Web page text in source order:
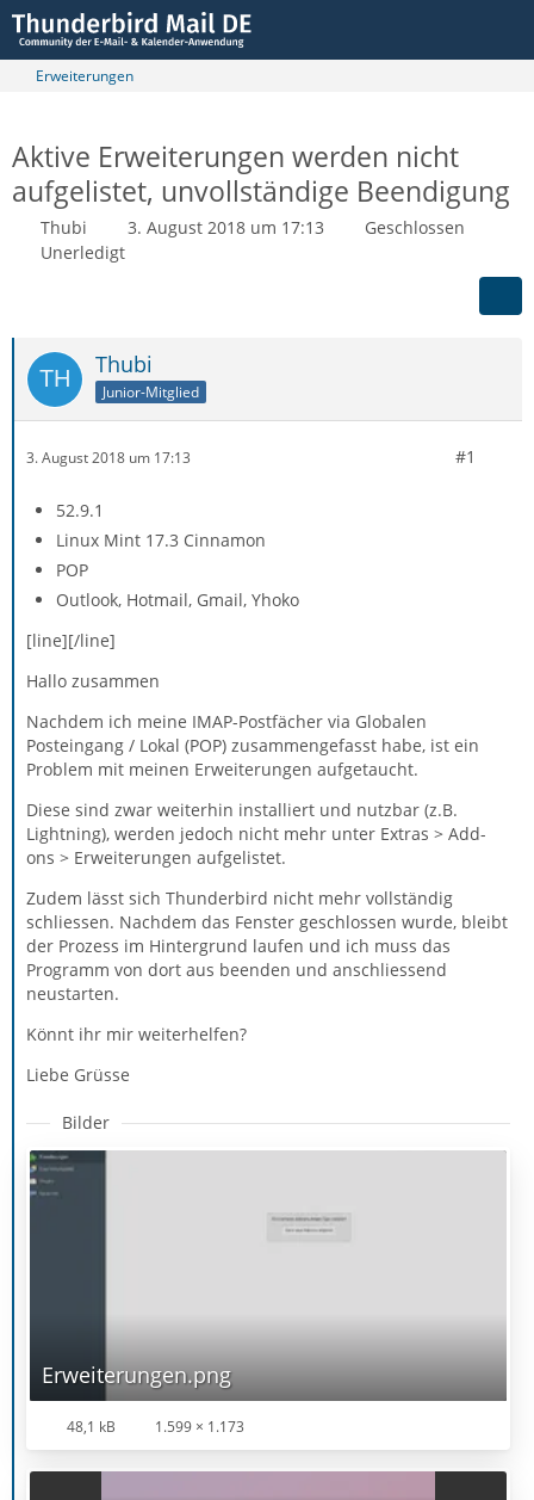
Erweiterungen
Aktive Erweiterungen werden nicht
aufgelistet, unvollständige Beendigung
Thubi 3. August 2018 um 17:13
Geschlossen
Unerledigt
Thubi
Junior-Mitglied
3. August 2018 um 17:13 #1
52.9.1
Linux Mint 17.3 Cinnamon
POP
Outlook, Hotmail, Gmail, Yhoko
[line][/line]
Hallo zusammen
Nachdem ich meine IMAP-Postfächer via Globalen
Posteingang / Lokal (POP) zusammengefasst habe, ist ein
Problem mit meinen Erweiterungen aufgetaucht.
Diese sind zwar weiterhin installiert und nutzbar (z.B.
Lightning), werden jedoch nicht mehr unter Extras > Add-
ons > Erweiterungen aufgelistet.
Zudem lässt sich Thunderbird nicht mehr vollständig
schliessen. Nachdem das Fenster geschlossen wurde, bleibt
der Prozess im Hintergrund laufen und ich muss das
Programm von dort aus beenden und anschliessend
neustarten.
Könnt ihr mir weiterhelfen?
Liebe Grüsse
Bilder
Erweiterungen.png
48,1 kB 1.599 × 1.173